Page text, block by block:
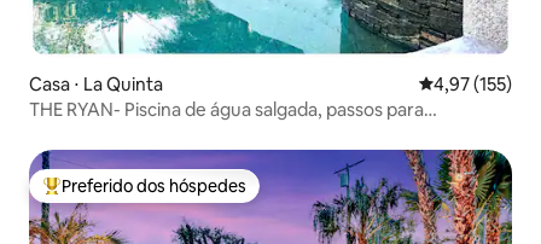
Casa ⋅ La Quinta 4,97 de uma
4,97 (155)
THE RYAN- Piscina de água salgada, passos para
Entre os melhores preferidos dos hóspedes
Preferido dos hóspedes